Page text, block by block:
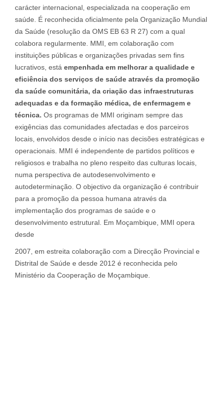
carácter internacional, especializada na cooperação em
saúde. É reconhecida oficialmente pela Organização Mundial
da Saúde (resolução da OMS EB 63 R 27) com a qual
colabora regularmente. MMI, em colaboração com
instituições públicas e organizações privadas sem fins
lucrativos, está empenhada em melhorar a qualidade e
eficiência dos serviços de saúde através da promoção
da saúde comunitária, da criação das infraestruturas
adequadas e da formação médica, de enfermagem e
técnica. Os programas de MMI originam sempre das
exigências das comunidades afectadas e dos parceiros
locais, envolvidos desde o início nas decisões estratégicas e
operacionais. MMI é independente de partidos políticos e
religiosos e trabalha no pleno respeito das culturas locais,
numa perspectiva de autodesenvolvimento e
autodeterminação. O objectivo da organização é contribuir
para a promoção da pessoa humana através da
implementação dos programas de saúde e o
desenvolvimento estrutural. Em Moçambique, MMI opera
desde
2007, em estreita colaboração com a Direcção Provincial e
Distrital de Saúde e desde 2012 é reconhecida pelo
Ministério da Cooperação de Moçambique.